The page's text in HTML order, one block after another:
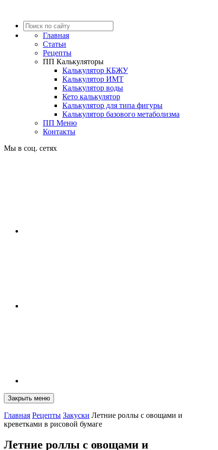
Главная
Статьи
Рецепты
ПП Калькуляторы
Калькулятор КБЖУ
Калькулятор ИМТ
Калькулятор воды
Кето калькулятор
Калькулятор для типа фигуры
Калькулятор базового метаболизма
ПП Меню
Контакты
Мы в соц. сетях
Закрыть меню
Главная Рецепты Закуски Летние роллы с овощами и
креветками в рисовой бумаге
Летние роллы с овощами и